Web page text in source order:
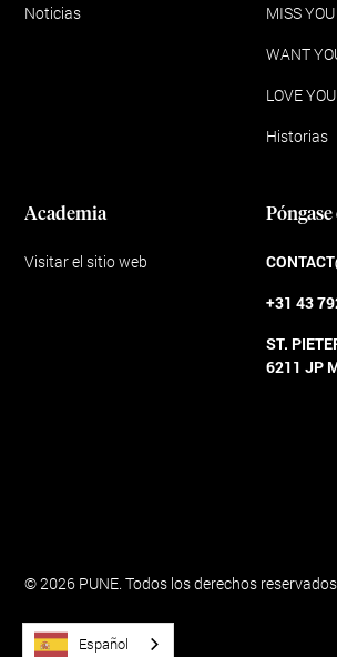
Noticias
MISS YOU
WANT
LOVE YOU
Historias
Academia
Visitar el sitio web
+31 43
ST.
6211 JP
© 2026 PUNE. Todos los derechos
Español